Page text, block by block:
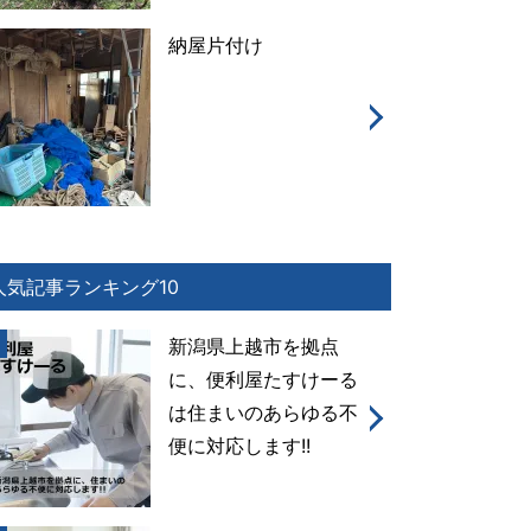
納屋片付け
気記事ランキング10
新潟県上越市を拠点
に、便利屋たすけーる
は住まいのあらゆる不
便に対応します!!